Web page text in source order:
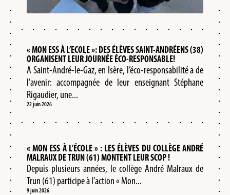
« MON ESS À L’ECOLE »: DES ÉLÈVES SAINT-ANDRÉENS (38)
ORGANISENT LEUR JOURNÉE ÉCO-RESPONSABLE!
A Saint-André-le-Gaz, en Isère, l’éco-responsabilité a de
l’avenir: accompagnée de leur enseignant Stéphane
Rigaudier, une...
22 juin 2026
« MON ESS À L’ÉCOLE » : LES ÉLÈVES DU COLLÈGE ANDRÉ
MALRAUX DE TRUN (61) MONTENT LEUR SCOP !
Depuis plusieurs années, le collège André Malraux de
Trun (61) participe à l’action « Mon...
9 juin 2026